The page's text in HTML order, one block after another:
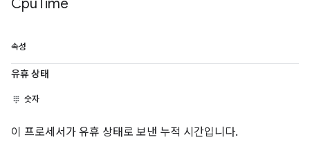
CpuTime
속성
유휴 상태
숫자
이 프로세서가 유휴 상태로 보낸 누적 시간입니다.